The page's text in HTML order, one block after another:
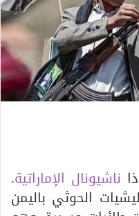
ناشيونال الإماراتية.
الحوثي باليمن